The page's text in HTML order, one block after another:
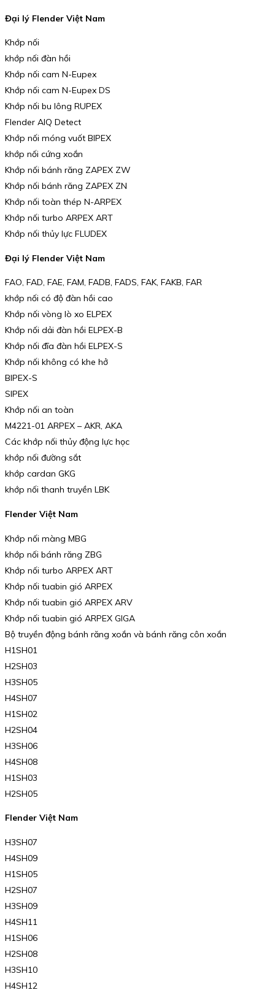
Đại lý Flender Việt Nam
Khớp nối
khớp nối đàn hồi
Khớp nối cam N-Eupex
Khớp nối cam N-Eupex DS
Khớp nối bu lông RUPEX
Flender AIQ Detect
Khớp nối móng vuốt BIPEX
khớp nối cứng xoắn
Khớp nối bánh răng ZAPEX ZW
Khớp nối bánh răng ZAPEX ZN
Khớp nối toàn thép N-ARPEX
Khớp nối turbo ARPEX ART
Khớp nối thủy lực FLUDEX
Đại lý Flender Việt Nam
FAO, FAD, FAE, FAM, FADB, FADS, FAK, FAKB, FAR
khớp nối có độ đàn hồi cao
Khớp nối vòng lò xo ELPEX
Khớp nối dải đàn hồi ELPEX-B
Khớp nối đĩa đàn hồi ELPEX-S
Khớp nối không có khe hở
BIPEX-S
SIPEX
Khớp nối an toàn
M4221-01 ARPEX – AKR, AKA
Các khớp nối thủy động lực học
khớp nối đường sắt
khớp cardan GKG
khớp nối thanh truyền LBK
Flender Việt Nam
Khớp nối màng MBG
khớp nối bánh răng ZBG
Khớp nối turbo ARPEX ART
Khớp nối tuabin gió ARPEX
Khớp nối tuabin gió ARPEX ARV
Khớp nối tuabin gió ARPEX GIGA
Bộ truyền động bánh răng xoắn và bánh răng côn xoắn
H1SH01
H2SH03
H3SH05
H4SH07
H1SH02
H2SH04
H3SH06
H4SH08
H1SH03
H2SH05
Flender Việt Nam
H3SH07
H4SH09
H1SH05
H2SH07
H3SH09
H4SH11
H1SH06
H2SH08
H3SH10
H4SH12